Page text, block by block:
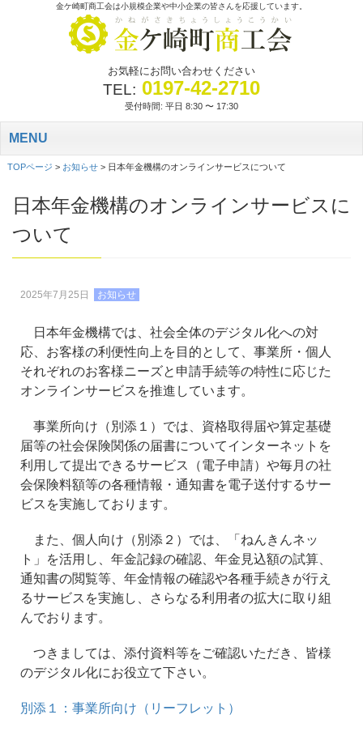
金ケ崎町商工会は小規模企業や中小企業の皆さんを応援しています。
お気軽にお問い合わせください
TEL: 0197-42-2710
受付時間: 平日 8:30 〜 17:30
MENU
TOPページ > お知らせ> 日本年金機構のオンラインサービスについて
日本年金機構のオンラインサービスに
ついて
2025年7月25日 お知らせ
日本年金機構では、社会全体のデジタル化への対
応、お客様の利便性向上を目的として、事業所・個人
それぞれのお客様ニーズと申請手続等の特性に応じた
オンラインサービスを推進しています。
事業所向け（別添１）では、資格取得届や算定基礎
届等の社会保険関係の届書についてインターネットを
利用して提出できるサービス（電子申請）や毎月の社
会保険料額等の各種情報・通知書を電子送付するサー
ビスを実施しております。
また、個人向け（別添２）では、「ねんきんネッ
ト」を活用し、年金記録の確認、年金見込額の試算、
通知書の閲覧等、年金情報の確認や各種手続きが行え
るサービスを実施し、さらなる利用者の拡大に取り組
んでおります。
つきましては、添付資料等をご確認いただき、皆様
のデジタル化にお役立て下さい。
別添１：事業所向け（リーフレット）